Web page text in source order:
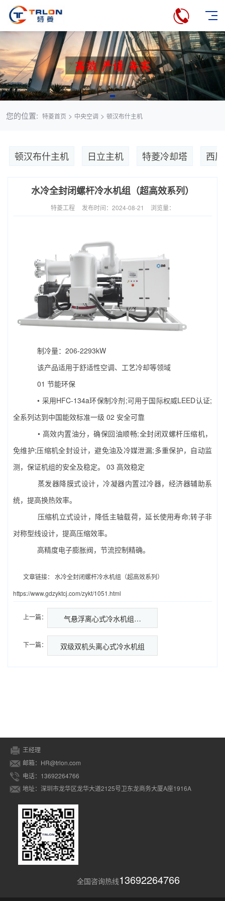
您的位置: 特菱首页 > 中央空调 > 顿汉布什主机
顿汉布什主机 日立主机 特菱冷却塔 西
水冷全封闭螺杆冷水机组（超高效系列）
特菱工程 发布时间：2024-08-21 浏览量：
制冷量：206-2293kW
该产品适用于舒适性空调、工艺冷却等领域
01 节能环保
• 采用HFC-134a环保制冷剂;可用于国际权威LEED认证;
全系列达到中国能效标准一级 02 安全可靠
• 高效内置油分，确保回油顺畅;全封闭双螺杆压缩机，
免维护;压缩机全封设计，避免油及冷媒泄漏;多重保护，自动监
测，保证机组的安全及稳定。 03 高效稳定
蒸发器降膜式设计，冷凝器内置过冷器，经济器辅助系
统，提高换热效率。
压缩机立式设计，降低主轴载荷，延长使用寿命;转子非
对称型线设计，提高压缩效率。
高精度电子膨胀阀，节流控制精确。
文章链接：
水冷全封闭螺杆冷水机组（超高效系列）
https://www.gdzyktcj.com/zykt/1051.html
上一篇： 气悬浮离心式冷水机组…
下一篇： 双级双机头离心式冷水机组
王经理
邮箱：HR@trlon.com
电话：13692264766
地址：深圳市龙华区龙华大道2125号卫东龙商务大厦A座1916A
全国咨询热线13692264766